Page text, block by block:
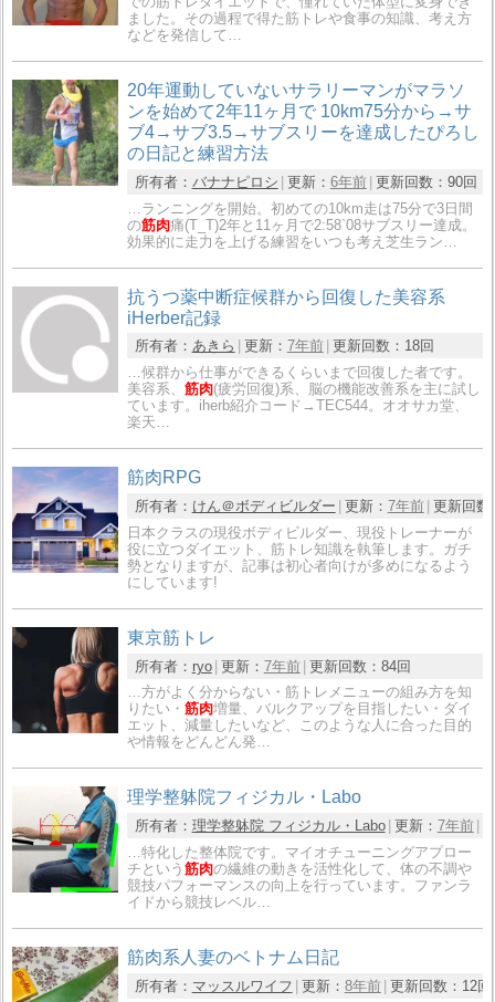
ました。その過程で得た筋トレや食事の知識、考え方
などを発信して…
20年運動していないサラリーマンがマラソ
ンを始めて2年11ヶ月で 10km75分から→サ
ブ4→サブ3.5→サブスリーを達成したぴろし
の日記と練習方法
所有者： バナナピロシ 更新： 6年前 更新回数： 90回
…ランニングを開始。初めての10km走は75分で3日間
の筋肉痛(T_T)2年と11ヶ月で2:58`08サブスリー達成。
効果的に走力を上げる練習をいつも考え芝生ラン…
抗うつ薬中断症候群から回復した美容系
iHerber記録
所有者： あきら 更新： 7年前 更新回数： 18回
…候群から仕事ができるくらいまで回復した者です。
美容系、筋肉(疲労回復)系、脳の機能改善系を主に試し
ています。iherb紹介コード→TEC544。オオサカ堂、
楽天…
筋肉RPG
所有者： けん＠ボディビルダー 更新： 7年前 更新回数
日本クラスの現役ボディビルダー、現役トレーナーが
役に立つダイエット、筋トレ知識を執筆します。ガチ
勢となりますが、記事は初心者向けが多めになるよう
にしています!
東京筋トレ
所有者： ryo 更新： 7年前 更新回数： 84回
…方がよく分からない・筋トレメニューの組み方を知
りたい・筋肉増量、バルクアップを目指したい・ダイ
エット、減量したいなど、このような人に合った目的
や情報をどんどん発…
理学整躰院フィジカル・Labo
所有者： 理学整躰院 フィジカル・Labo 更新： 7年前
…特化した整体院です。マイオチューニングアプロー
チという筋肉の繊維の動きを活性化して、体の不調や
競技パフォーマンスの向上を行っています。ファンラ
イドから競技レベル…
筋肉系人妻のベトナム日記
所有者： マッスルワイフ 更新： 8年前 更新回数： 12回